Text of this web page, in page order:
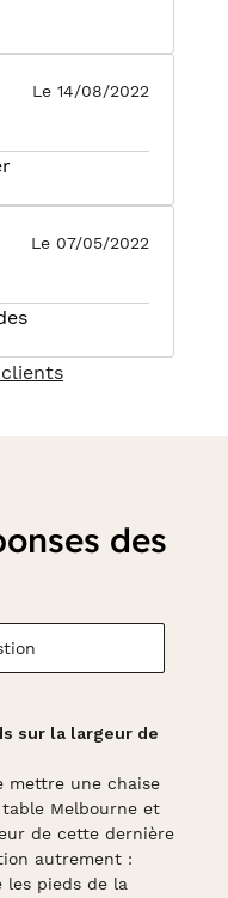
Le 14/08/2022
Le 07/05/2022
des
sur la largeur de
mettre une chaise
Melbourne et
de cette dernière
autrement :
les pieds de la